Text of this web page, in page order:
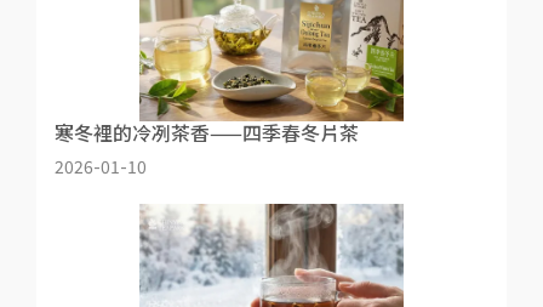
寒冬裡的冷冽茶香——四季春冬片茶
2026-01-10